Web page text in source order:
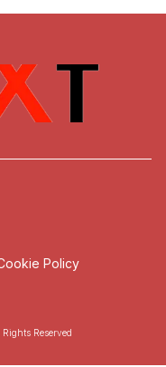
Policy
Reserved